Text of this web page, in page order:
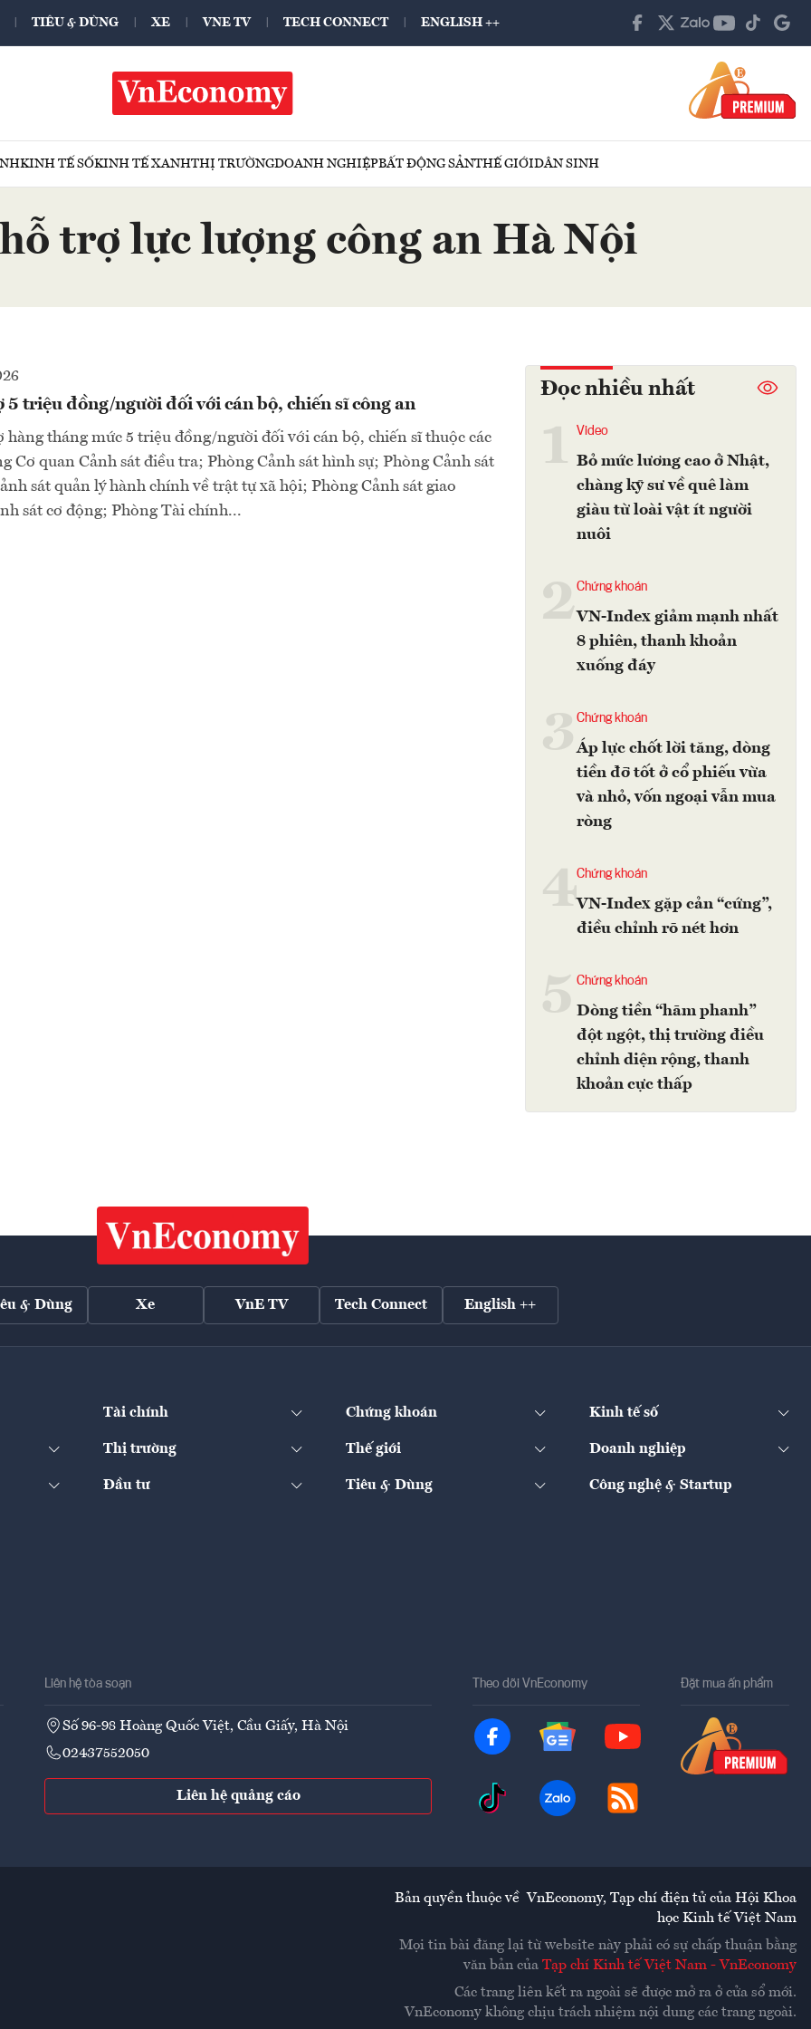
TIÊU & DÙNG XE VNE TV TECH CONNECT ENGLISH ++
KINH TẾ SỐKINH TẾ XANHTHỊ TRƯỜNGDOANH NGHIỆPBẤT ĐỘNG SẢNTHẾ GIỚIDÂN SINH
trợ lực lượng công an Hà Nội
triệu đồng/người đối với cán bộ, chiến sĩ công an
hàng tháng mức 5 triệu đồng/người đối với cán bộ, chiến sĩ thuộc các
Cơ quan Cảnh sát điều tra; Phòng Cảnh sát hình sự; Phòng Cảnh sát
sát quản lý hành chính về trật tự xã hội; Phòng Cảnh sát giao
sát cơ động; Phòng Tài chính...
Đọc nhiều nhất
Video
Bỏ mức lương cao ở Nhật,
chàng kỹ sư về quê làm
giàu từ loài vật ít người
nuôi
2Chứng khoán
VN-Index giảm mạnh nhất
8 phiên, thanh khoản
xuống đáy
Chứng khoán
Áp lực chốt lời tăng, dòng
tiền đỡ tốt ở cổ phiếu vừa
và nhỏ, vốn ngoại vẫn mua
ròng
4Chứng khoán
VN-Index gặp cản “cứng”,
điều chỉnh rõ nét hơn
Chứng khoán
Dòng tiền “hãm phanh”
đột ngột, thị trường điều
chỉnh diện rộng, thanh
khoản cực thấp
& Dùng Xe VnE TV Tech Connect English ++
Tài chính Chứng khoán Kinh tế số
Thị trường Thế giới Doanh nghiệp
Đầu tư Tiêu & Dùng Công nghệ & Startup
Liên hệ tòa soạn
Số 96-98 Hoàng Quốc Việt, Cầu Giấy, Hà Nội
02437552050
Liên hệ quảng cáo
Theo dõi VnEconomy Đặt mua ấn phẩm
Bản quyền thuộc về VnEconomy, Tạp chí điện tử của Hội Khoa
học Kinh tế Việt Nam
Mọi tin bài đăng lại từ website này phải có sự chấp thuận bằng
văn bản của Tạp chí Kinh tế Việt Nam - VnEconomy
Các trang liên kết ra ngoài sẽ được mở ra ở cửa sổ mới.
VnEconomy không chịu trách nhiệm nội dung các trang ngoài.